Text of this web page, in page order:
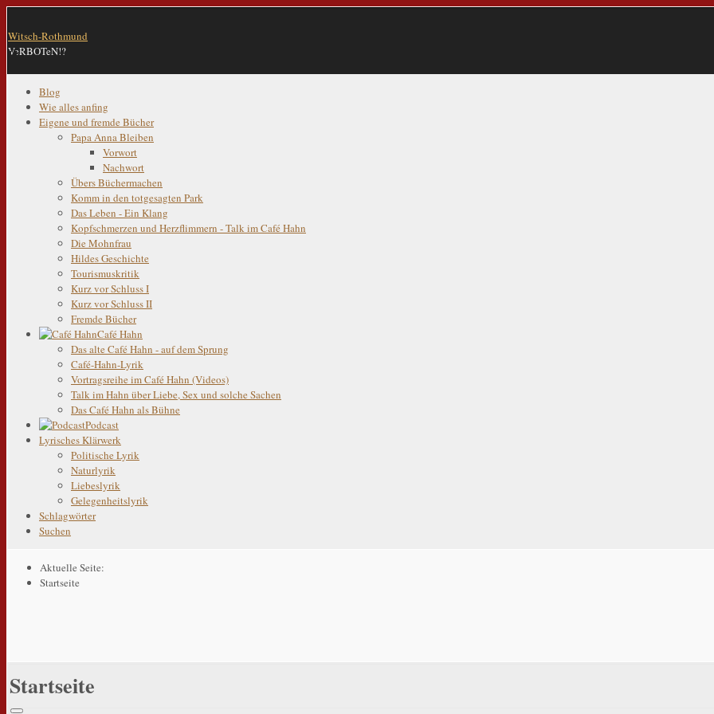
Witsch-Rothmund
VeRBOTeN!?
Blog
Wie alles anfing
Eigene und fremde Bücher
Papa Anna Bleiben
Vorwort
Nachwort
Übers Büchermachen
Komm in den totgesagten Park
Das Leben - Ein Klang
Kopfschmerzen und Herzflimmern - Talk im Café Hahn
Die Mohnfrau
Hildes Geschichte
Tourismuskritik
Kurz vor Schluss I
Kurz vor Schluss II
Fremde Bücher
Café Hahn
Das alte Café Hahn - auf dem Sprung
Café-Hahn-Lyrik
Vortragsreihe im Café Hahn (Videos)
Talk im Hahn über Liebe, Sex und solche Sachen
Das Café Hahn als Bühne
Podcast
Lyrisches Klärwerk
Politische Lyrik
Naturlyrik
Liebeslyrik
Gelegenheitslyrik
Schlagwörter
Suchen
Aktuelle Seite:
Startseite
Startseite